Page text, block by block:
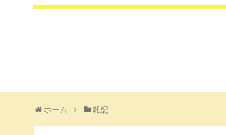
ホーム 雑記